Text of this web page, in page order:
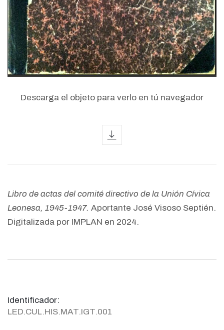
Descarga el objeto para verlo en tú navegador
Libro de actas del comité directivo de la Unión Cívica
Leonesa, 1945-1947. Aportante José Visoso Septién.
Digitalizada por IMPLAN en 2024.
Identificador:
LED.CUL.HIS.MAT.IGT.001